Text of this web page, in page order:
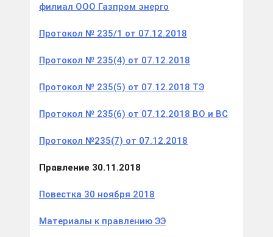
филиал ООО Газпром энерго
Протокол № 235/1 от 07.12.2018
Протокол № 235(4) от 07.12.2018
Протокол № 235(5) от 07.12.2018 ТЭ
Протокол № 235(6) от 07.12.2018 ВО и ВС
Протокол №235(7) от 07.12.2018
Правление 30.11.2018
Повестка 30 ноября 2018
Материалы к правлению ЭЭ